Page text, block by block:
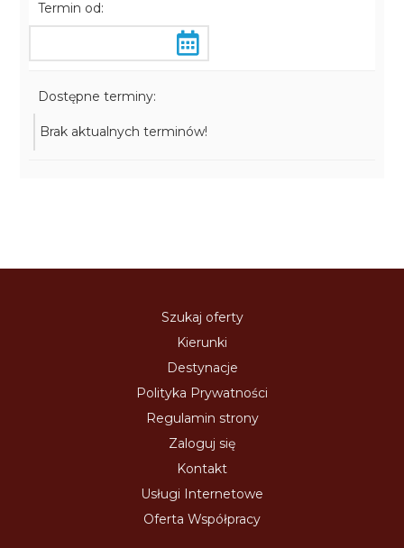
Termin od:
Dostępne terminy:
Brak aktualnych terminów!
Szukaj oferty
Kierunki
Destynacje
Polityka Prywatności
Regulamin strony
Zaloguj się
Kontakt
Usługi Internetowe
Oferta Współpracy